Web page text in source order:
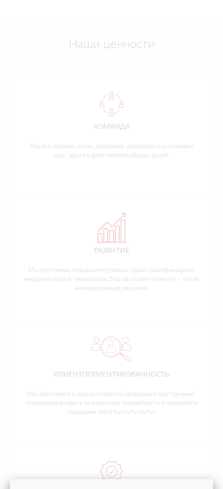
Наши ценности
КОМАНДА
Мы все разные, но мы доверяем, помогаем и усиливаем
друг друга в достижении общих целей.
РАЗВИТИЕ
Мы постоянно повышаем уровень своей квалификации и
внедряем новые технологии. Мы не стоим на месте – мы за
инновационные решения.
КЛИЕНТООРИЕНТИРОВАННОСТЬ
Мы заботимся о наших клиентах (внешних и внутренних),
стремимся выявить их реальные потребности и превзойти
ожидания (хотя бы чуть-чуть).